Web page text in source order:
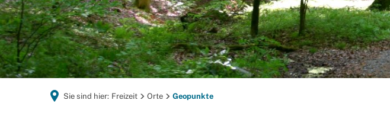
Sie sind hier: Freizeit Orte Geopunkte